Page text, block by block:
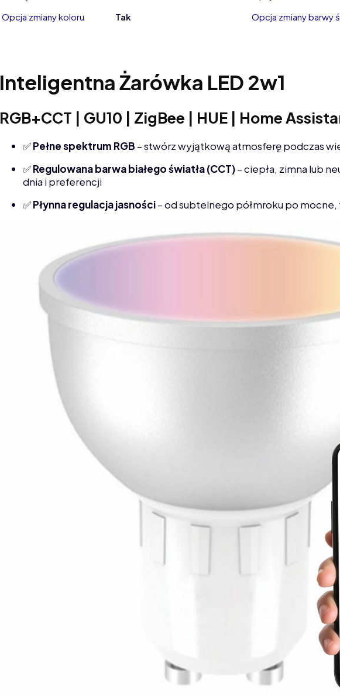
Opcja zmiany koloru
Tak Opcja zmiany barwy
Inteligentna Żarówka LED 2w1
RGB+CCT | GU10 | ZigBee | HUE | Home
✅Pełne spektrum RGB – stwórz wyjątkową atmosferę podczas
✅Regulowana barwa białego światła (CCT)– ciepła, zimna lub
dnia i preferencji
✅Płynna regulacja jasności– od subtelnego półmroku po